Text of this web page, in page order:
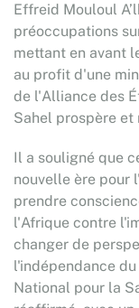
Effreid Mouloul
préoccupations
mettant en avant
au profit d'une
de l'Alliance des
Sahel prospère et
Il a souligné que
nouvelle ère pour
prendre
l'Afrique contre
changer de
l'indépendance
National pour la